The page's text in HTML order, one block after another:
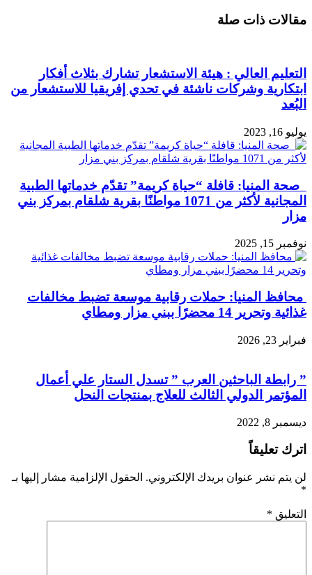
البريد
مقالات ذات صلة
التعليم العالي : هيئة الاستشعار تشارك بثلاث أفكار
ابتكارية وشركات ناشئة في تحدي إفريقيا للاستشعار من
البُعد
يوليو 16, 2023
صحة المنيا: قافلة “حياة كريمة” تقدّم خدماتها الطبية
المجانية لأكثر من 1071 مواطنًا بقرية شلقام بمركز بني
مزار
نوفمبر 15, 2025
محافظ المنيا: حملات رقابية موسعة تضبط مخالفات
غذائية وتحرير 14 محضرًا ببني مزار ومطاي
فبراير 23, 2026
” رابطة الباحثين العرب ” تسدل الستار علي أعمال
المؤتمر الدولي الثالث للعلاج بمنتجات النحل
ديسمبر 8, 2022
اترك تعليقاً
لن يتم نشر عنوان بريدك الإلكتروني. الحقول الإلزامية مشار إليها بـ
*
التعليق *